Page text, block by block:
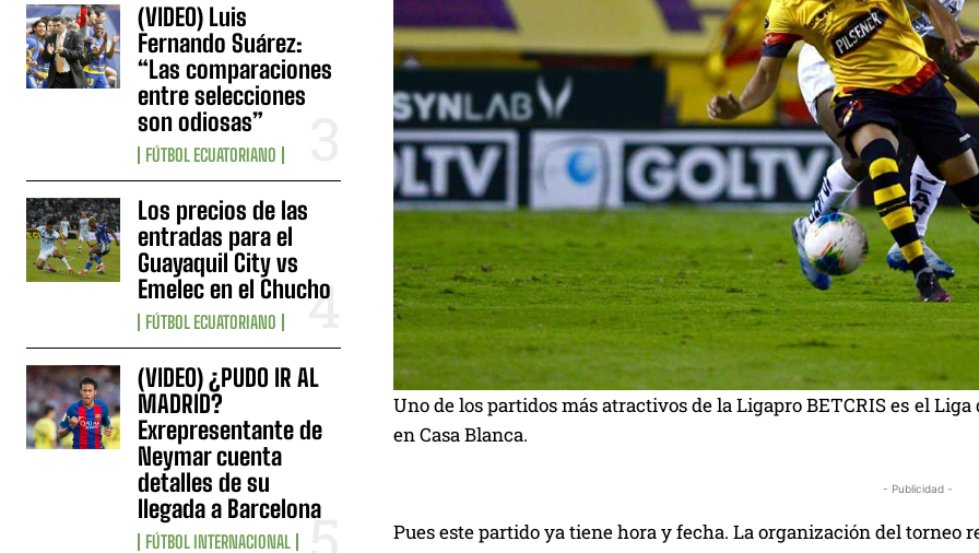
(VIDEO) Luis
Fernando Suárez:
“Las comparaciones
entre selecciones
son odiosas”
FÚTBOL ECUATORIANO
Los precios de las
entradas para el
Guayaquil City vs
Emelec en el Chucho
FÚTBOL ECUATORIANO
(VIDEO) ¿PUDO IR AL
MADRID?
Exrepresentante de
Neymar cuenta
detalles de su
llegada a Barcelona
FÚTBOL INTERNACIONAL
Uno de los partidos más atractivos de la Ligapro BETCRIS es el
en Casa Blanca.
- Publicidad -
Pues este partido ya tiene hora y fecha. La organización del torneo